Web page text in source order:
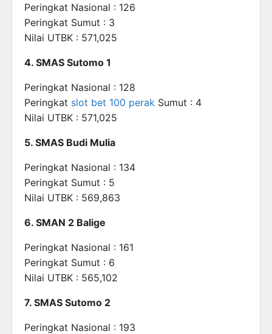
Peringkat Nasional : 126
Peringkat Sumut : 3
Nilai UTBK : 571,025
4. SMAS Sutomo 1
Peringkat Nasional : 128
Peringkat slot bet 100 perak Sumut : 4
Nilai UTBK : 571,025
5. SMAS Budi Mulia
Peringkat Nasional : 134
Peringkat Sumut : 5
Nilai UTBK : 569,863
6. SMAN 2 Balige
Peringkat Nasional : 161
Peringkat Sumut : 6
Nilai UTBK : 565,102
7. SMAS Sutomo 2
Peringkat Nasional : 193